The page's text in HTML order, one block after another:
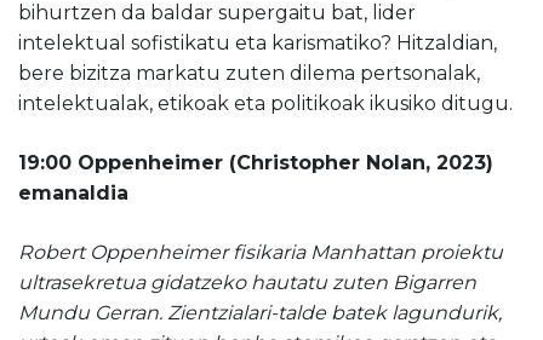
bihurtzen da baldar supergaitu bat, lider
intelektual sofistikatu eta karismatiko? Hitzaldian,
bere bizitza markatu zuten dilema pertsonalak,
intelektualak, etikoak eta politikoak ikusiko ditugu.
19:00 Oppenheimer (Christopher Nolan, 2023)
emanaldia
Robert Oppenheimer fisikaria Manhattan proiektu
ultrasekretua gidatzeko hautatu zuten Bigarren
Mundu Gerran. Zientzialari-talde batek lagundurik,